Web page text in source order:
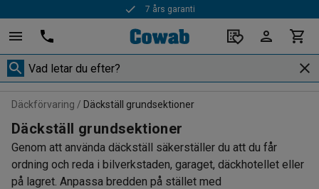
7 års garanti
Snabba leveranser
Däckförvaring Däckställ grundsektioner
Däckställ grundsektioner
Genom att använda däckställ säkerställer du att du får
ordning och reda i bilverkstaden, garaget, däckhotellet eller
på lagret. Anpassa bredden på stället med